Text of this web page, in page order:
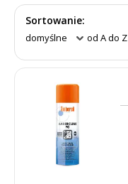
Sortowanie:
domyślne od A do Z